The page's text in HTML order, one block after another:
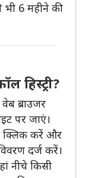
6 महीने की
हिस्ट्री?
ब्राउजर
पर जाएं।
क्लिक करें और
दर्ज करें।
नीचे किसी